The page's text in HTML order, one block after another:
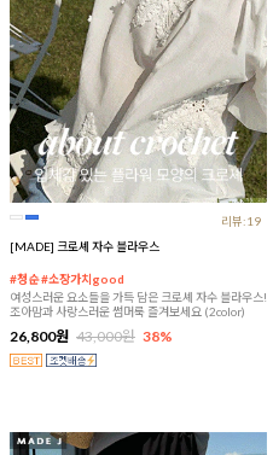
리뷰:19
[MADE] 크로셰 자수 블라우스
#청순 #소장가치good
여성스러운 요소들을 가득 담은 크로셰 자수 블라우스!
조아맘과 사랑스러운 썸머룩 즐겨보세요 (2color)
26,800원 43,000원 38%